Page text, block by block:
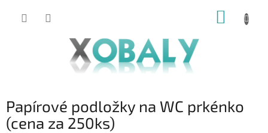
KOŠÍK
Papírové podložky na WC prkénko
(cena za 250ks)